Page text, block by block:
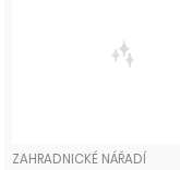
ZAHRADNICKÉ NÁŘADÍ